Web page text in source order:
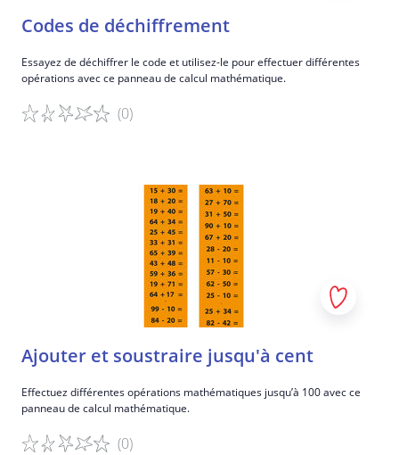
couleurs supplémentaires pour personnaliser son
mandala.
Encouragez le joueur à compléter le mandala en
utilisant son imagination et sa fantaisie au lieu de le
exercice de coloriage pour les enfants.
Pour les organisations qui disposent de l'école mobile,
utilisez la grille en pointillés pour créer des figures
géométriques ou des mandalas.
Objectifs d'apprentissage spécifiques
Apprendre à travailler avec précision
Codes de déchiffrement
Essayez de déchiffrer le code et utilisez-le pour effectuer différentes
opérations avec ce panneau de calcul mathématique.
(0)
Ajouter et soustraire jusqu'à cent
Effectuez différentes opérations mathématiques jusqu’à 100 avec ce
panneau de calcul mathématique.
(0)